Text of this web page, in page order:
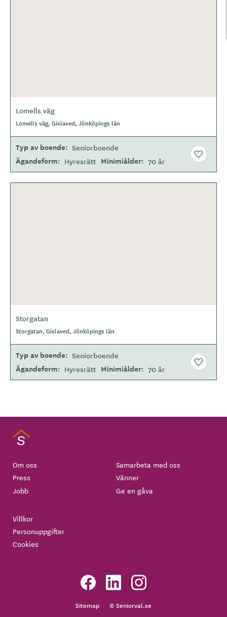
Lomells väg
Lomells väg, Gislaved, Jönköpings län
Typ av boende Seniorboende
Ägandeform Hyresrätt Minimiålder 70 år
Storgatan
Storgatan, Gislaved, Jönköpings län
Typ av boende Seniorboende
Ägandeform Hyresrätt Minimiålder 70 år
Om oss
Press
Jobb
Samarbeta med oss
Vänner
Ge en gåva
Villkor
Personuppgifter
Cookies
Sitemap © Seniorval.se